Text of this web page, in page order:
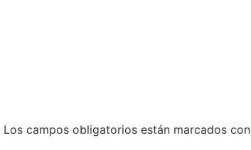
Los campos obligatorios están marcados con